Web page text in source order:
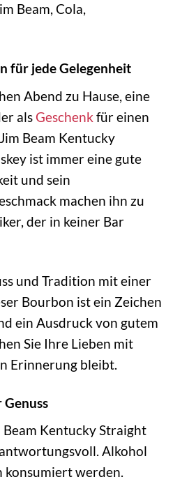
Beam, Cola,
für jede Gelegenheit
Abend zu Hause, eine
als Geschenk für einen
Beam Kentucky
ist immer eine gute
und sein
machen ihn zu
der in keiner Bar
und Tradition mit einer
Bourbon ist ein Zeichen
ein Ausdruck von gutem
Sie Ihre Lieben mit
Erinnerung bleibt.
Kentucky Straight
Alkohol
konsumiert werden.